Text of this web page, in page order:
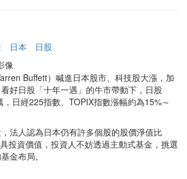
日本
日股
像
Buffett）喊進日本股市、科技股大漲，加
好日股「十年一遇」的牛市帶動下，日股
日經225指數、TOPIX指數漲幅約為15%～
法人認為日本仍有許多個股的股價淨值比
具投資價值，投資人不妨透過主動式基金，挑選
金布局。